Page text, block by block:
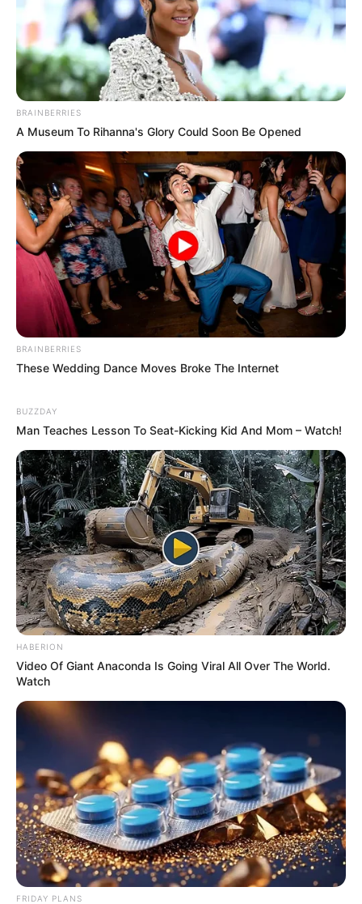
BRAINBERRIES
A Museum To Rihanna's Glory Could Soon Be Opened
BRAINBERRIES
These Wedding Dance Moves Broke The Internet
BUZZDAY
Man Teaches Lesson To Seat-Kicking Kid And Mom – Watch!
HABERION
Video Of Giant Anaconda Is Going Viral All Over The World.
Watch
FRIDAY PLANS